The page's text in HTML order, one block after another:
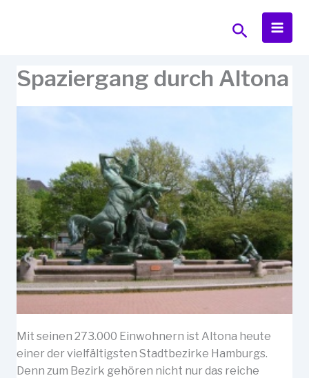
Suchen
Spaziergang durch Altona
Mit seinen 273.000 Einwohnern ist Altona heute
einer der vielfältigsten Stadtbezirke Hamburgs.
Denn zum Bezirk gehören nicht nur das reiche